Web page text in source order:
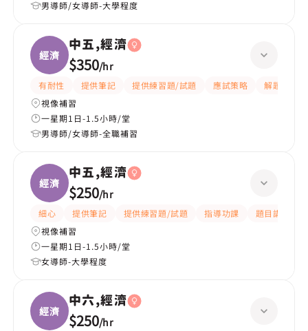
男導師/女導師-大學程度
經濟
中五,經濟
$350/hr
有耐性 提供筆記 提供練習題/試題 應試策略
解題思路
視像補習
一星期1日-1.5小時/堂
男導師/女導師-全職補習
經濟
中五,經濟
$250/hr
細心 提供筆記 提供練習題/試題 指導功課 題目講解
視像補習
一星期1日-1.5小時/堂
女導師-大學程度
經濟
中六,經濟
$250/hr